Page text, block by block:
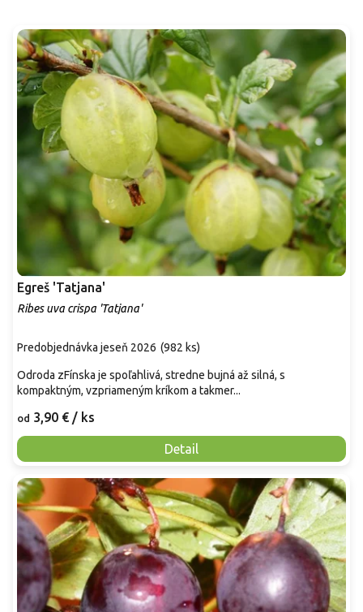
s
p
r
o
Egreš 'Tatjana'
Ribes uva crispa 'Tatjana'
Predobjednávka jeseň 2026 (982 ks)
od 3,90 € / ks
Detail
Odroda zFínska je spoľahlivá, stredne bujná až silná, s
kompaktným, vzpriameným kríkom a takmer...